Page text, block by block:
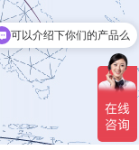
可以介绍下你们的产品么